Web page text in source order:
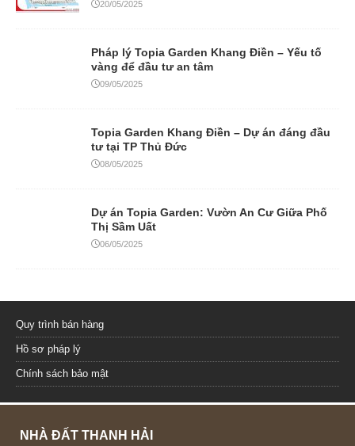
20/05/2025
Pháp lý Topia Garden Khang Điền – Yếu tố
vàng để đầu tư an tâm
09/05/2025
Topia Garden Khang Điền – Dự án đáng đầu
tư tại TP Thủ Đức
08/05/2025
Dự án Topia Garden: Vườn An Cư Giữa Phố
Thị Sầm Uất
06/05/2025
Quy trình bán hàng
Hồ sơ pháp lý
Chính sách bảo mật
NHÀ ĐẤT THANH HẢI